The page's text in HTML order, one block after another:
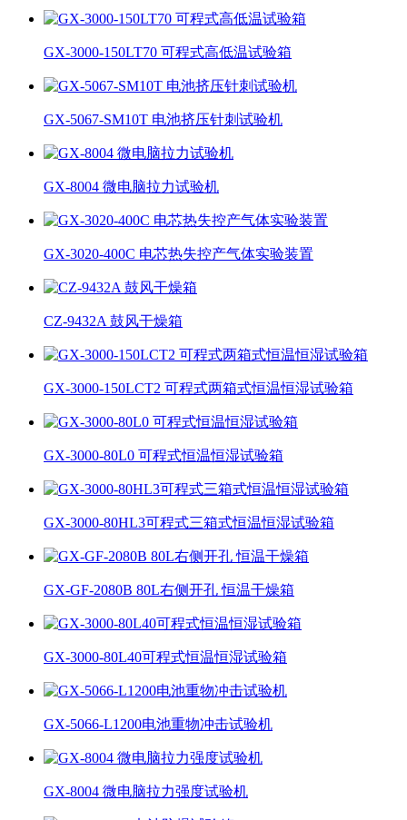
GX-3000-150LT70 可程式高低温试验箱
GX-5067-SM10T 电池挤压针刺试验机
GX-8004 微电脑拉力试验机
GX-3020-400C 电芯热失控产气体实验装置
CZ-9432A 鼓风干燥箱
GX-3000-150LCT2 可程式两箱式恒温恒湿试验箱
GX-3000-80L0 可程式恒温恒湿试验箱
GX-3000-80HL3可程式三箱式恒温恒湿试验箱
GX-GF-2080B 80L右侧开孔 恒温干燥箱
GX-3000-80L40可程式恒温恒湿试验箱
GX-5066-L1200电池重物冲击试验机
GX-8004 微电脑拉力强度试验机